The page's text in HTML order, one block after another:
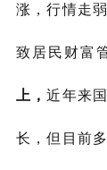
涨，行情走
致居民财富
上，近年来
长，但 目前